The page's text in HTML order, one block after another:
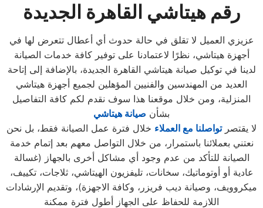
رقم هيتاشي القاهرة الجديدة
عزيزي العميل لا تقلق في حالة حدوث أي أعطال تتعرض لها في
أجهزة هيتاشي، نظرًا لاعتمادنا على توفير كافة خدمات الصيانة
لدينا في توكيل صيانة هيتاشي القاهرة الجديدة، بالإضافة إلى إتاحة
العديد من المهندسين والفنيين المؤهلين لجميع أجهزة هيتاشي
المنزلية، ومن خلال موقعنا هذا سوف نقدم لكم كافة التفاصيل
بشأن صيانة هيتاشي
لا يقتصرتواصلنا مع العملاء خلال فترة عمل الصيانة فقط، بل نحن
نعتني بعملائنا باستمرار، من خلال التواصل معهم بعد إتمام خدمة
الصيانة للتأكد من عدم وجود أي مشاكل أخرى بالجهاز (غسالة
عادية أو أوتوماتيك، سخانات، تليفزيون الهيتاشي، ثلاجات، تكييف،
ميكروويف، وصيانة ديب فريزر، وكافة الاجهزة)، وتقديم الإرشادات
اللازمة للحفاظ على الجهاز أطول فترة ممكنة